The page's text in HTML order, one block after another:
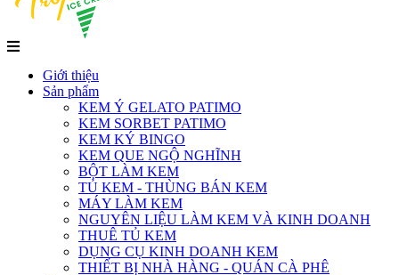
Giới thiệu
Sản phẩm
KEM Ý GELATO PATIMO
KEM SORBET PATIMO
KEM KÝ BINGO
KEM QUE NGỘ NGHĨNH
BỘT LÀM KEM
TỦ KEM - THÙNG BÁN KEM
MÁY LÀM KEM
NGUYÊN LIỆU LÀM KEM VÀ KINH DOANH
THUÊ TỦ KEM
DỤNG CỤ KINH DOANH KEM
THIẾT BỊ NHÀ HÀNG - QUÁN CÀ PHÊ